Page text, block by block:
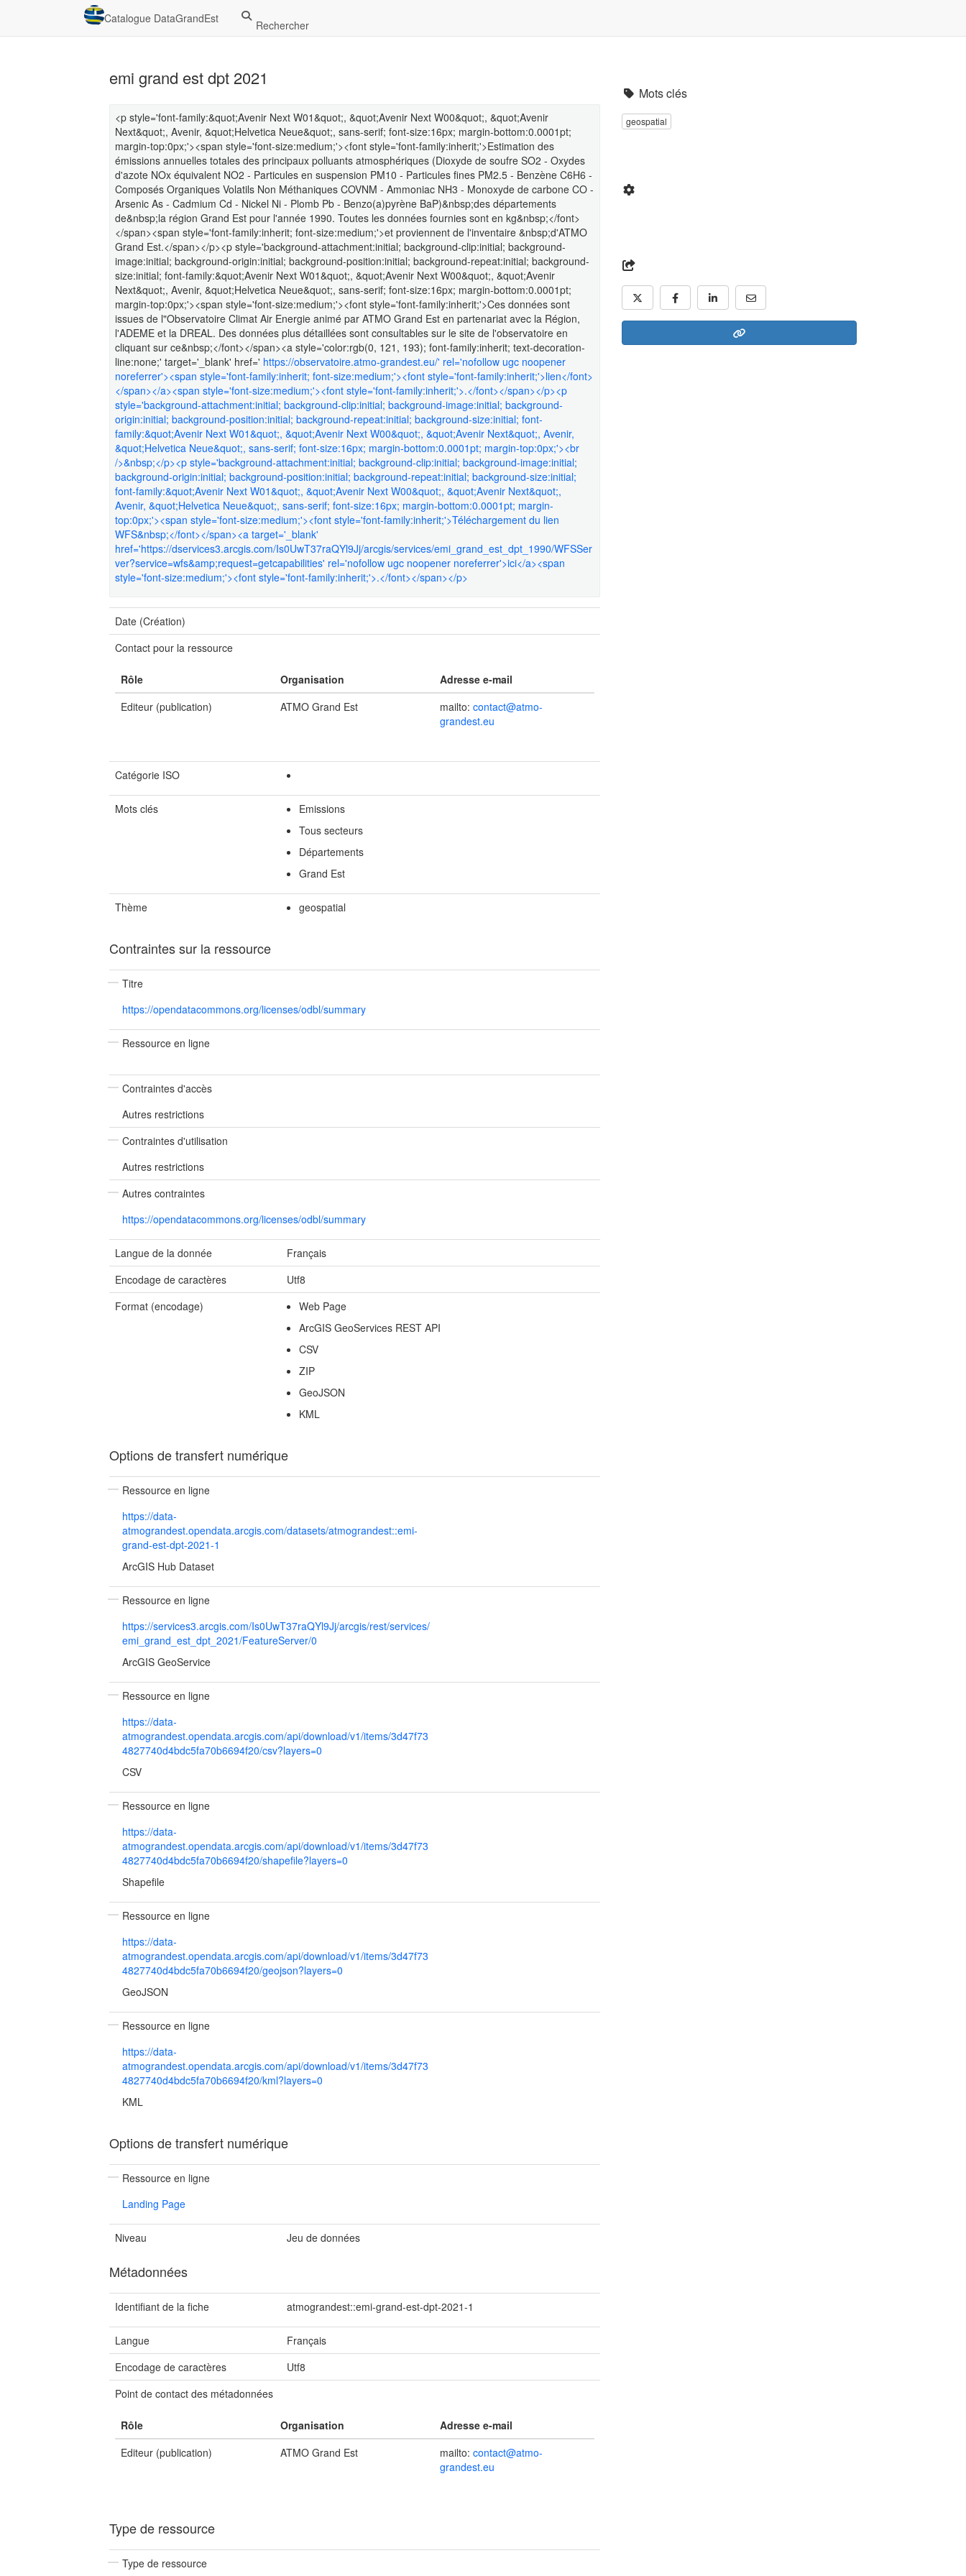
Catalogue DataGrandEst Rechercher
emi grand est dpt 2021
<p style='font-family:&quot;Avenir Next W01&quot;, &quot;Avenir Next W00&quot;, &quot;Avenir
Next&quot;, Avenir, &quot;Helvetica Neue&quot;, sans-serif; font-size:16px; margin-bottom:0.0001pt;
margin-top:0px;'><span style='font-size:medium;'><font style='font-family:inherit;'>Estimation des
émissions annuelles totales des principaux polluants atmosphériques (Dioxyde de soufre SO2 - Oxydes
d'azote NOx équivalent NO2 - Particules en suspension PM10 - Particules fines PM2.5 - Benzène C6H6 -
Composés Organiques Volatils Non Méthaniques COVNM - Ammoniac NH3 - Monoxyde de carbone CO -
Arsenic As - Cadmium Cd - Nickel Ni - Plomb Pb - Benzo(a)pyrène BaP)&nbsp;des départements
de&nbsp;la région Grand Est pour l'année 1990. Toutes les données fournies sont en kg&nbsp;</font>
</span><span style='font-family:inherit; font-size:medium;'>et proviennent de l'inventaire &nbsp;d'ATMO
Grand Est.</span></p><p style='background-attachment:initial; background-clip:initial; background-
image:initial; background-origin:initial; background-position:initial; background-repeat:initial; background-
size:initial; font-family:&quot;Avenir Next W01&quot;, &quot;Avenir Next W00&quot;, &quot;Avenir
Next&quot;, Avenir, &quot;Helvetica Neue&quot;, sans-serif; font-size:16px; margin-bottom:0.0001pt;
margin-top:0px;'><span style='font-size:medium;'><font style='font-family:inherit;'>Ces données sont
issues de l"Observatoire Climat Air Energie animé par ATMO Grand Est en partenariat avec la Région,
l'ADEME et la DREAL. Des données plus détaillées sont consultables sur le site de l'observatoire en
cliquant sur ce&nbsp;</font></span><a style='color:rgb(0, 121, 193); font-family:inherit; text-decoration-
line:none;' target='_blank' href=' https://observatoire.atmo-grandest.eu/' rel='nofollow ugc noopener
noreferrer'><span style='font-family:inherit; font-size:medium;'><font style='font-family:inherit;'>lien</font>
</span></a><span style='font-size:medium;'><font style='font-family:inherit;'>.</font></span></p><p
style='background-attachment:initial; background-clip:initial; background-image:initial; background-
origin:initial; background-position:initial; background-repeat:initial; background-size:initial; font-
family:&quot;Avenir Next W01&quot;, &quot;Avenir Next W00&quot;, &quot;Avenir Next&quot;, Avenir,
&quot;Helvetica Neue&quot;, sans-serif; font-size:16px; margin-bottom:0.0001pt; margin-top:0px;'><br
/>&nbsp;</p><p style='background-attachment:initial; background-clip:initial; background-image:initial;
background-origin:initial; background-position:initial; background-repeat:initial; background-size:initial;
font-family:&quot;Avenir Next W01&quot;, &quot;Avenir Next W00&quot;, &quot;Avenir Next&quot;,
Avenir, &quot;Helvetica Neue&quot;, sans-serif; font-size:16px; margin-bottom:0.0001pt; margin-
top:0px;'><span style='font-size:medium;'><font style='font-family:inherit;'>Téléchargement du lien
WFS&nbsp;</font></span><a target='_blank'
href='https://dservices3.arcgis.com/Is0UwT37raQYl9Jj/arcgis/services/emi_grand_est_dpt_1990/WFSSer
ver?service=wfs&amp;request=getcapabilities' rel='nofollow ugc noopener noreferrer'>ici</a><span
style='font-size:medium;'><font style='font-family:inherit;'>.</font></span></p>
Date (Création)
Contact pour la ressource
Rôle Organisation
Adresse e-mail
Editeur (publication)
ATMO Grand Est mailto: contact@atmo-
grandest.eu
Catégorie ISO
Mots clés
Emissions
Tous secteurs
Départements
Grand Est
Thème geospatial
Contraintes sur la ressource
Titre
https://opendatacommons.org/licenses/odbl/summary
Ressource en ligne
Contraintes d'accès
Autres restrictions
Contraintes d'utilisation
Autres restrictions
Autres contraintes
https://opendatacommons.org/licenses/odbl/summary
Langue de la donnée
Français
Encodage de caractères
Utf8
Format (encodage)
Web Page
ArcGIS GeoServices REST API
CSV
ZIP
GeoJSON
KML
Options de transfert numérique
Ressource en ligne
https://data-
atmograndest.opendata.arcgis.com/datasets/atmograndest::emi-
grand-est-dpt-2021-1
ArcGIS Hub Dataset
Ressource en ligne
https://services3.arcgis.com/Is0UwT37raQYl9Jj/arcgis/rest/services/
emi_grand_est_dpt_2021/FeatureServer/0
ArcGIS GeoService
Ressource en ligne
https://data-
atmograndest.opendata.arcgis.com/api/download/v1/items/3d47f73
4827740d4bdc5fa70b6694f20/csv?layers=0
CSV
Ressource en ligne
https://data-
atmograndest.opendata.arcgis.com/api/download/v1/items/3d47f73
4827740d4bdc5fa70b6694f20/shapefile?layers=0
Shapefile
Ressource en ligne
https://data-
atmograndest.opendata.arcgis.com/api/download/v1/items/3d47f73
4827740d4bdc5fa70b6694f20/geojson?layers=0
GeoJSON
Ressource en ligne
https://data-
atmograndest.opendata.arcgis.com/api/download/v1/items/3d47f73
4827740d4bdc5fa70b6694f20/kml?layers=0
KML
Options de transfert numérique
Ressource en ligne
Landing Page
Niveau Jeu de données
Métadonnées
Identifiant de la fiche atmograndest::emi-grand-est-dpt-2021-1
Langue
Français
Encodage de caractères
Utf8
Point de contact des métadonnées
Rôle Organisation
Adresse e-mail
Editeur (publication)
ATMO Grand Est mailto: contact@atmo-
grandest.eu
Type de ressource
Type de ressource
Mots clés
geospatial